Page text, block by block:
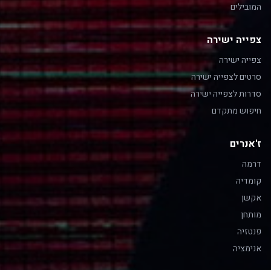
המובילים
צפייה ישירה
צפייה ישירה
סרטים לצפייה ישירה
סדרות לצפייה ישירה
חיפוש מתקדם
ז'אנרים
דרמה
קומדיה
אקשן
מותחן
פנטזיה
אנימציה